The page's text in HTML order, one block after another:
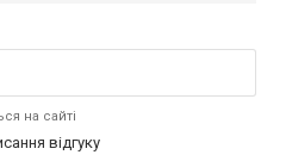
на сайті
відгуку